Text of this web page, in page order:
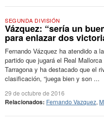
SEGUNDA DIVISIÓN
Vázquez: “sería un
para enlazar dos
Fernando Vázquez ha atendido a
partido que jugará el Real
Tarragona y ha destacado que el
clasificación, “juega bien y son ...
29 de octubre de 2016
Relacionados: Fernando Vazquez,